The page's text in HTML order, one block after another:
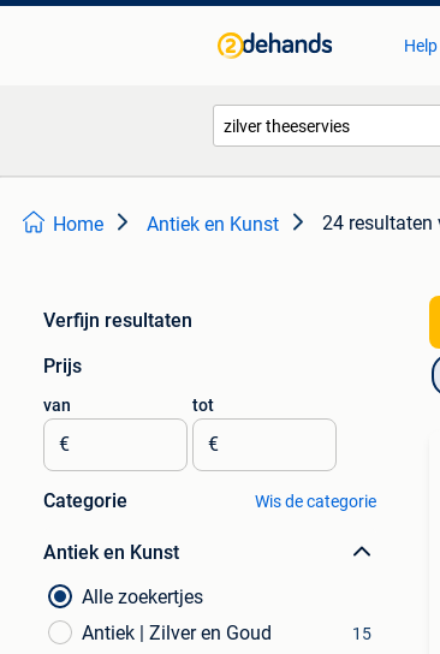
Home Antiek en Kunst 24 resultaten
Verfijn resultaten
Prijs
van
€
tot
€
Categorie Wis de categorie
Antiek en Kunst
Alle zoekertjes
Antiek | Zilver en Goud
15